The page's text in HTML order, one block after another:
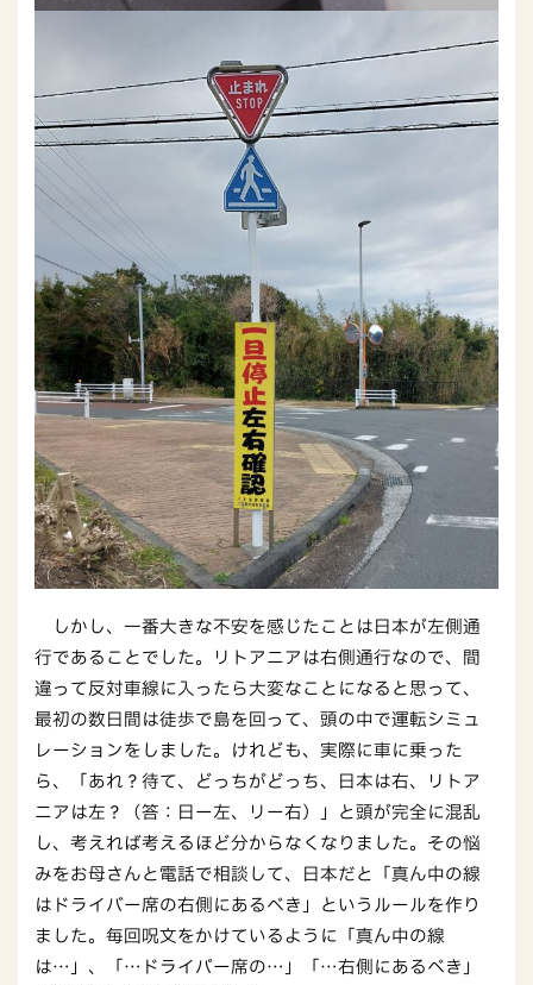
しかし、一番大きな不安を感じたことは日本が左側通
行であることでした。リトアニアは右側通行なので、間
違って反対車線に入ったら大変なことになると思って、
最初の数日間は徒歩で島を回って、頭の中で運転シミュ
レーションをしました。けれども、実際に車に乗った
ら、「あれ？待て、どっちがどっち、日本は右、リトア
ニアは左？（答：日ー左、リー右）」と頭が完全に混乱
し、考えれば考えるほど分からなくなりました。その悩
みをお母さんと電話で相談して、日本だと「真ん中の線
はドライバー席の右側にあるべき」というルールを作り
ました。毎回呪文をかけているように「真ん中の線
は…」、「…ドライバー席の…」「…右側にあるべき」